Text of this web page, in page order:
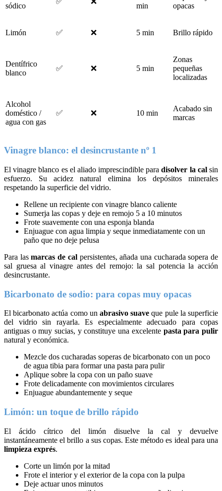
sódico
min
opacas
Limón ✅ ❌ 5 min Brillo rápido
Dentífrico
blanco
✅ ❌ 5 min
Zonas
pequeñas
localizadas
Alcohol
doméstico /
agua con gas
✅ ❌ 10 min
Acabado sin
marcas
Vinagre blanco: el desincrustante nº 1
El vinagre blanco es el aliado imprescindible paradisolver la calsin
esfuerzo. Su acidez natural elimina los depósitos minerales
respetando la superficie del vidrio.
Rellene un recipiente con vinagre blanco caliente
Sumerja las copas y deje en remojo 5 a 10 minutos
Frote suavemente con una esponja blanda
Enjuague con agua limpia y seque inmediatamente con un
paño que no deje pelusa
Para lasmarcas de calpersistentes, añada una cucharada sopera de
sal gruesa al vinagre antes del remojo: la sal potencia la acción
desincrustante.
Bicarbonato de sodio: para copas muy opacas
El bicarbonato actúa como un abrasivo suave que pule la superficie
del vidrio sin rayarla. Es especialmente adecuado para copas
antiguas o muy sucias, y constituye una excelente pasta para pulir
natural y económica.
Mezcle dos cucharadas soperas de bicarbonato con un poco
de agua tibia para formar una pasta para pulir
Aplique sobre la copa con un paño suave
Frote delicadamente con movimientos circulares
Enjuague abundantemente y seque
Limón: un toque de brillo rápido
El ácido cítrico del limón disuelve la cal y devuelve
instantáneamente el brillo a sus copas. Este método es ideal para una
limpieza exprés.
Corte un limón por la mitad
Frote el interior y el exterior de la copa con la pulpa
Deje actuar unos minutos